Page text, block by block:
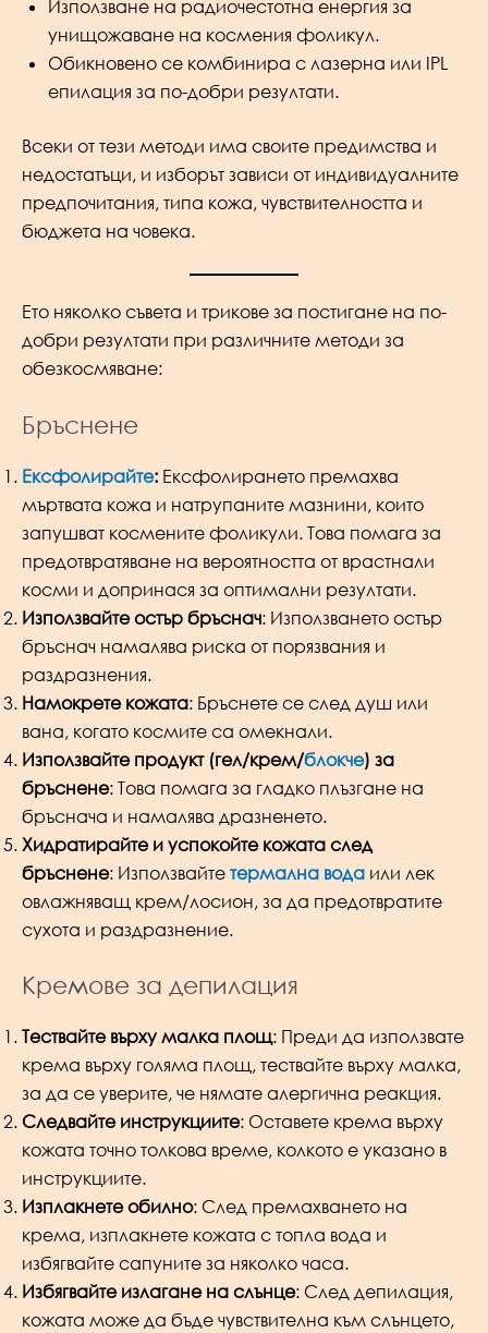
Използване на радиочестотна енергия за
унищожаване на космения фоликул.
Обикновено се комбинира с лазерна или IPL
епилация за по-добри резултати.
Всеки от тези методи има своите предимства и
недостатъци, и изборът зависи от индивидуалните
предпочитания, типа кожа, чувствителността и
бюджета на човека.
Ето няколко съвета и трикове за постигане на по-
добри резултати при различните методи за
обезкосмяване:
Бръснене
Ексфолирайте: Ексфолирането премахва
мъртвата кожа и натрупаните мазнини, които
запушват космените фоликули. Това помага за
предотвратяване на вероятността от врастнали
косми и допринася за оптимални резултати.
Използвайте остър бръснач: Използването остър
бръснач намалява риска от порязвания и
раздразнения.
Намокрете кожата: Бръснете се след душ или
вана, когато космите са омекнали.
Използвайте продукт (гел/крем/блокче) за
бръснене: Това помага за гладко плъзгане на
бръснача и намалява дразненето.
Хидратирайте и успокойте кожата след
бръснене: Използвайте термална вода или лек
овлажняващ крем/лосион, за да предотвратите
сухота и раздразнение.
Кремове за депилация
Тествайте върху малка площ: Преди да използвате
крема върху голяма площ, тествайте върху малка,
за да се уверите, че нямате алергична реакция.
Следвайте инструкциите: Оставете крема върху
кожата точно толкова време, колкото е указано в
инструкциите.
Изплакнете обилно: След премахването на
крема, изплакнете кожата с топла вода и
избягвайте сапуните за няколко часа.
Избягвайте излагане на слънце: След депилация,
кожата може да бъде чувствителна към слънцето,